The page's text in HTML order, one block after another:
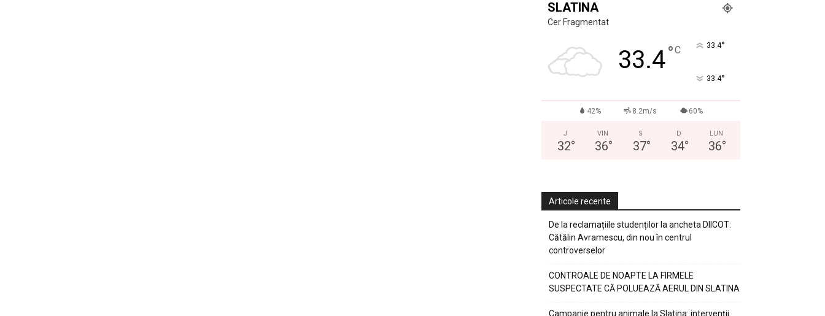
SLATINA
Cer Fragmentat
33.4°C 33.4°
33.4°
42% 8.2m/s 60%
J
32°
VIN
36°
S
37°
D
34°
LUN
36°
Articole recente
De la reclamațiile studenților la ancheta DIICOT:
Cătălin Avramescu, din nou în centrul
controverselor
CONTROALE DE NOAPTE LA FIRMELE
SUSPECTATE CĂ POLUEAZĂ AERUL DIN SLATINA
Campanie pentru animale la Slatina: intervenții